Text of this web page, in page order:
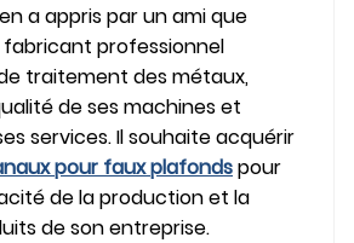
a appris par un ami que
fabricant professionnel
traitement des métaux,
de ses machines et
services. Il souhaite acquérir
pour faux plafondspour
de la production et la
de son entreprise.